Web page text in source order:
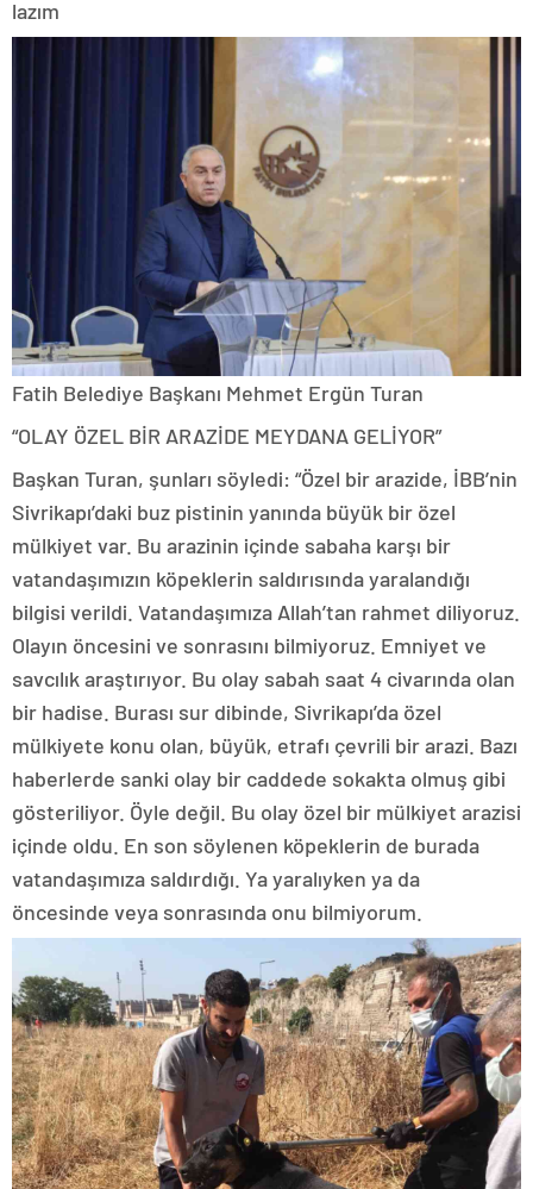
lazım
Fatih Belediye Başkanı Mehmet Ergün Turan
“OLAY ÖZEL BİR ARAZİDE MEYDANA GELİYOR”
Başkan Turan, şunları söyledi: “Özel bir arazide, İBB’nin
Sivrikapı’daki buz pistinin yanında büyük bir özel
mülkiyet var. Bu arazinin içinde sabaha karşı bir
vatandaşımızın köpeklerin saldırısında yaralandığı
bilgisi verildi. Vatandaşımıza Allah’tan rahmet diliyoruz.
Olayın öncesini ve sonrasını bilmiyoruz. Emniyet ve
savcılık araştırıyor. Bu olay sabah saat 4 civarında olan
bir hadise. Burası sur dibinde, Sivrikapı’da özel
mülkiyete konu olan, büyük, etrafı çevrili bir arazi. Bazı
haberlerde sanki olay bir caddede sokakta olmuş gibi
gösteriliyor. Öyle değil. Bu olay özel bir mülkiyet arazisi
içinde oldu. En son söylenen köpeklerin de burada
vatandaşımıza saldırdığı. Ya yaralıyken ya da
öncesinde veya sonrasında onu bilmiyorum.